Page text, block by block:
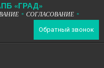
ПБ «ГРАД»
* СОГЛАСОВАНИЕ *
Обратный звонок